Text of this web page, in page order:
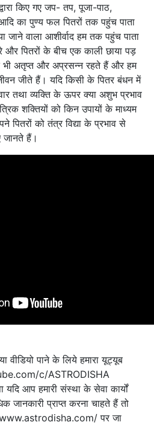
किए गए जप- तप, पूजा-पाठ,
का पुण्य फल पितरों तक पहुंच पाता
जाने वाला आशीर्वाद हम तक पहुंच पाता
और पितरों के बीच एक काली छाया पड़
भी अतृप्त और अप्रसन्न रहते हैं और हम
जीते हैं। यदि किसी के पितर बंधन में
तथा व्यक्ति के ऊपर क्या अशुभ प्रभाव
शक्तियों को किन उपायों के माध्यम
को तंत्र विद्या के प्रभाव से
हैं।
वीडियो पाने के लिये हमारा यूट्यूब
c/ASTRODISHA
आप हमारी संस्था के सेवा कार्यों
जानकारी प्राप्‍त करना चाहते हैं तो
पर जा